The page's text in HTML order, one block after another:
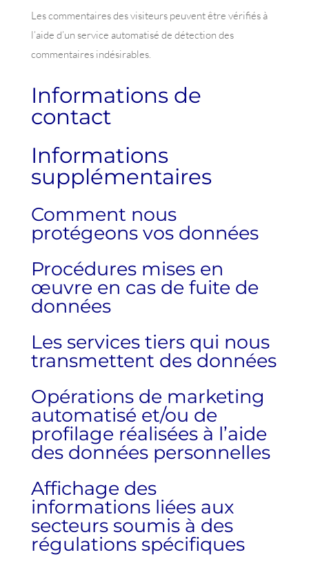
Les commentaires des visiteurs peuvent être vérifiés à
l’aide d’un service automatisé de détection des
commentaires indésirables.
Informations de
contact
Informations
supplémentaires
Comment nous
protégeons vos données
Procédures mises en
œuvre en cas de fuite de
données
Les services tiers qui nous
transmettent des données
Opérations de marketing
automatisé et/ou de
profilage réalisées à l’aide
des données personnelles
Affichage des
informations liées aux
secteurs soumis à des
régulations spécifiques